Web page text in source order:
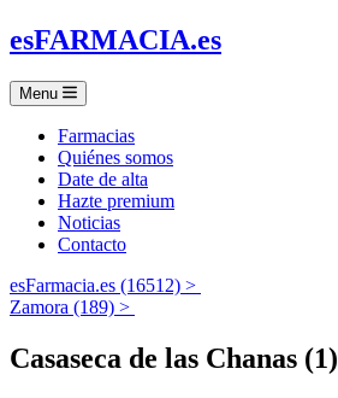
esFARMACIA.es
Menu
Farmacias
Quiénes somos
Date de alta
Hazte premium
Noticias
Contacto
esFarmacia.es (16512) >
Zamora (189) >
Casaseca de las Chanas (1)